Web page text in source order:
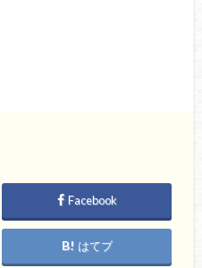
Facebook
はてブ